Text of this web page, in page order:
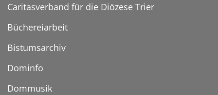
Caritasverband für die Diözese Trier
Büchereiarbeit
Bistumsarchiv
Dominfo
Dommusik